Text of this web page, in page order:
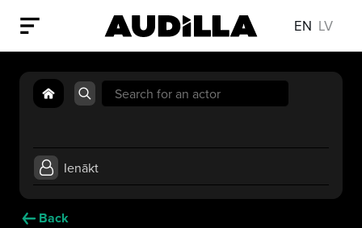
EN LV
Search
for:
Ienākt
Back